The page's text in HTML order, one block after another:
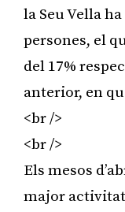
la Seu Vella
persones, el
del 17%
anterior, en
<br />
<br />
Els mesos
major